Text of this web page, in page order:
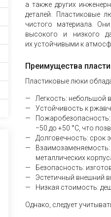
а также других
деталей. Пластиковые
чистого материала.
высокого и низкого
их устойчивыми к
Преимущества
Пластиковые люки
Легкость: небольшой
Устойчивость к
−50 до +50 °С, что
Долговечность: срок
металлических
Безопасность:
Эстетичный внешний
Низкая стоимость:
Однако, следует